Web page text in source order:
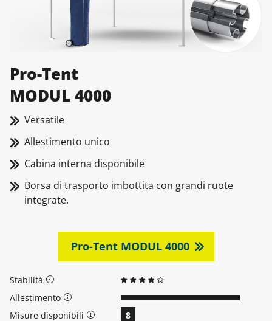
Pro-Tent
MODUL 4000
Versatile
Allestimento unico
Cabina interna disponibile
Borsa di trasporto imbottita con grandi ruote
integrate.
Pro-Tent MODUL 4000
Stabilità
Allestimento
Misure disponibili
8